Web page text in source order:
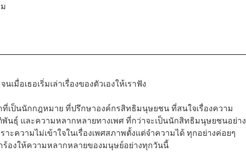
มื่อเธอเริ่มเล่าเรื่องของตัวเองให้เราฟัง
เป็นนักกฎหมาย ที่ปรึกษาองค์กรสิทธิมนุษยชน ที่สนใจเรื่องความ
นธุ์ และความหลากหลายทางเพศ ที่กว่าจะเป็นนักสิทธิมนุษยชนอย่าง
าะความไม่เข้าใจในเรื่องเพศสภาพตั้งแต่จำความได้ ทุกอย่างค่อยๆ
ร้องให้ความหลากหลายของมนุษย์อย่างทุกวันนี้